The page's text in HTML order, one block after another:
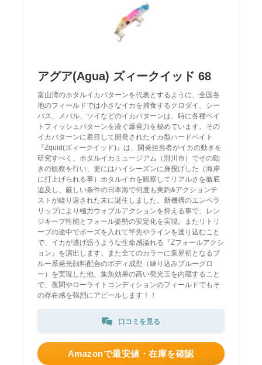
アグア(Agua) ズィークイッド 68
富山湾のホタルイカパターンを代表とするように、全国各
地のフィールドでは小さなイカを捕食するクロダイ、シー
バス、メバル、ソイなどのイカパターンは、時に各種ベイ
トフィッシュパターンを凌ぐ爆発力を秘めています。その
イカパターンに着目して開発されたイカ型ハードベイト
『Zquid(ズィークイッド)』は、開発担当者がイカの動きを
研究すべく、ホタルイカミュージアム（滑川市）でその動
きの観察を行い、更にはハイシーズンに身投げした（海岸
に打上げられる事）ホタルイカを観察してリアルさを徹底
追及し、厳しい条件の日本海で何度も実釣&アクションテ
ストが繰り返された末に誕生しました。新機構のエンペラ
リップにより極力ウォブルアクションを抑える事で、レン
ジキープ性能とフォール姿勢の安定化を実現。またリトリ
ーブの途中でポーズを入れて竿先やラインを送り込むこと
で、イカが逃げ惑うような生命感溢れる『Zフォールアクシ
ョン』を演出します。また全てのカラーに業界初となるブ
ルー系発光顔料配合のボディ成型（練り込みブルーグロ
ー）を実現した他、集魚効果の高い発光玉を内蔵すること
で、夜間やローライトコンディションのフィールドでもそ
の存在感を強烈にアピールします！！
口コミを見る
Amazonで最安値・在庫を確認